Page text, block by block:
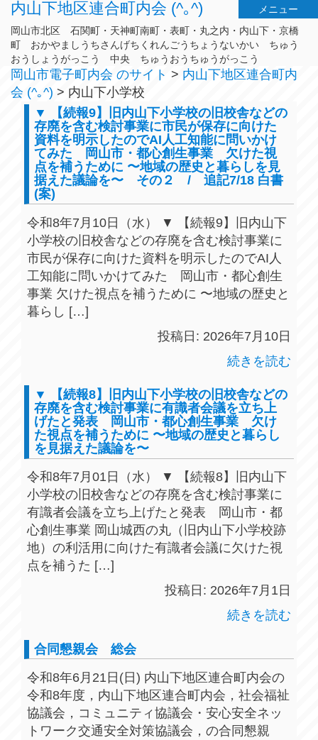
内山下地区連合町内会 (^｡^)
メニュー
岡山市北区 石関町・天神町南町・表町・丸之内・内山下・京橋
町 おかやましうちさんげちくれんごうちょうないかい ちゅう
おうしょうがっこう 中央 ちゅうおうちゅうがっこう
岡山市電子町内会 のサイト > 内山下地区連合町内
会 (^｡^) > 内山下小学校
▼ 【続報9】旧内山下小学校の旧校舎などの
存廃を含む検討事業に市民が保存に向けた
資料を明示したのでAI人工知能に問いかけ
てみた 岡山市・都心創生事業 欠けた視
点を補うために 〜地域の歴史と暮らしを見
据えた議論を〜 その２ / 追記7/18 白書
(案)
令和8年7月10日（水） ▼ 【続報9】旧内山下
小学校の旧校舎などの存廃を含む検討事業に
市民が保存に向けた資料を明示したのでAI人
工知能に問いかけてみた 岡山市・都心創生
事業 欠けた視点を補うために 〜地域の歴史と
暮らし […]
投稿日: 2026年7月10日
続きを読む
▼ 【続報8】旧内山下小学校の旧校舎などの
存廃を含む検討事業に有識者会議を立ち上
げたと発表 岡山市・都心創生事業 欠け
た視点を補うために 〜地域の歴史と暮らし
を見据えた議論を〜
令和8年7月01日（水） ▼ 【続報8】旧内山下
小学校の旧校舎などの存廃を含む検討事業に
有識者会議を立ち上げたと発表 岡山市・都
心創生事業 岡山城西の丸（旧内山下小学校跡
地）の利活用に向けた有識者会議に欠けた視
点を補うた […]
投稿日: 2026年7月1日
続きを読む
合同懇親会 総会
令和8年6月21日(日) 内山下地区連合町内会の
令和8年度，内山下地区連合町内会，社会福祉
協議会，コミュニティ協議会・安心安全ネッ
トワーク交通安全対策協議会，の合同懇親